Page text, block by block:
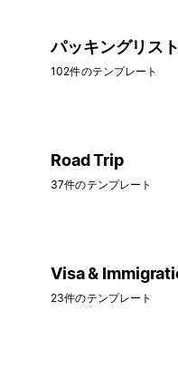
パッキングリスト
102件のテンプレート
Road Trip
37件のテンプレート
Visa &
23件のテンプレート